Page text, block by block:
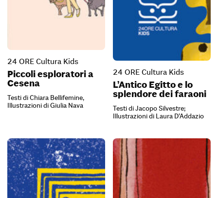
24 ORE Cultura Kids
Piccoli esploratori a
Cesena
Testi di Chiara Bellifemine,
Illustrazioni di Giulia Nava
24 ORE Cultura Kids
L’Antico Egitto e lo
splendore dei faraoni
Testi di Jacopo Silvestre;
Illustrazioni di Laura D’Addazio